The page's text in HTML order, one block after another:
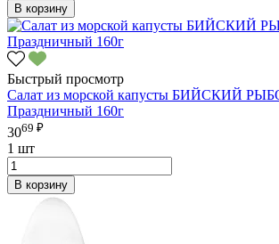
В корзину
Быстрый просмотр
Салат из морской капусты БИЙСКИЙ
Праздничный 160г
3069 ₽
1 шт
В корзину